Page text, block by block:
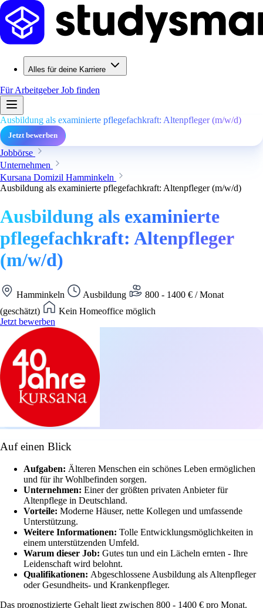
Alles für deine Karriere
Für ArbeitgeberJob finden
Ausbildung als examinierte pflegefachkraft: Altenpfleger (m/w/d)
Jetzt bewerben
Jobbörse
Unternehmen
Kursana Domizil Hamminkeln
Ausbildung als examinierte pflegefachkraft: Altenpfleger (m/w/d)
Ausbildung als examinierte
pflegefachkraft: Altenpfleger
(m/w/d)
Hamminkeln Ausbildung
800 - 1400 € / Monat
(geschätzt)
Kein Homeoffice möglich
Jetzt bewerben
Auf einen Blick
Aufgaben: Älteren Menschen ein schönes Leben ermöglichen
und für ihr Wohlbefinden sorgen.
Unternehmen: Einer der größten privaten Anbieter für
Altenpflege in Deutschland.
Vorteile: Moderne Häuser, nette Kollegen und umfassende
Unterstützung.
Weitere Informationen: Tolle Entwicklungsmöglichkeiten in
einem unterstützenden Umfeld.
Warum dieser Job: Gutes tun und ein Lächeln ernten - Ihre
Leidenschaft wird belohnt.
Qualifikationen: Abgeschlossene Ausbildung als Altenpfleger
oder Gesundheits- und Krankenpfleger.
Das prognostizierte Gehalt liegt zwischen 800 - 1400 € pro Monat.